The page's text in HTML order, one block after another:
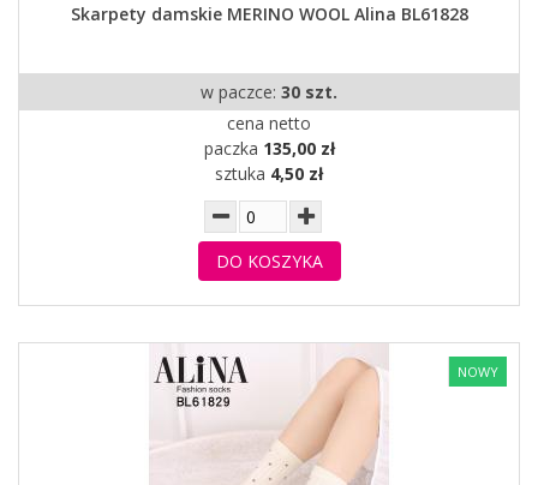
Skarpety damskie MERINO WOOL Alina BL61828
w paczce: 30 szt.
cena netto
paczka 135,00 zł
sztuka 4,50 zł
DO KOSZYKA
NOWY